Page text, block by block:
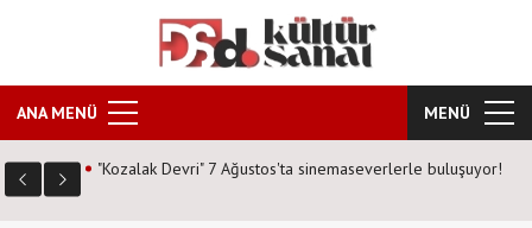
ANA MENÜ MENÜ
Masterchef şampiyonu Eren Kaşıkçı kimdir? işte "Kızıl